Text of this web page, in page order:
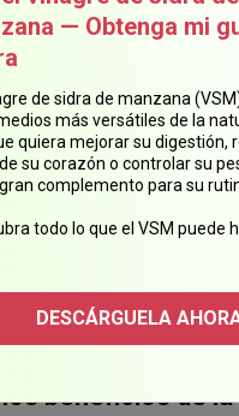
los que donan leche
(lo que
importantes)
diría que la complejidad
que sea poco probable
pueda
de dólares sintetizar
que contiene).
beneficios de
— Obtenga mi
de sidra de manzana
más versátiles de la
quiera mejorar su digestión,
su corazón o controlar su
complemento para su
todo lo que el VSM puede
DESCÁRGUELA